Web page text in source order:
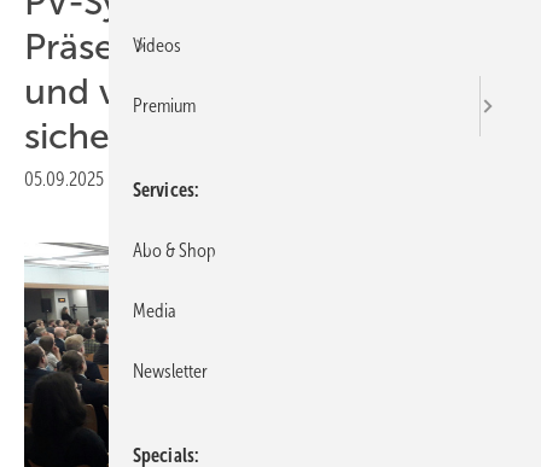
Präsentationen vorschlagen
und verbilligtes Ticket
sichern
05.09.2025 Druckvorschau
Videos
Premium
Services
Abo & Shop
Media
Newsletter
Specials